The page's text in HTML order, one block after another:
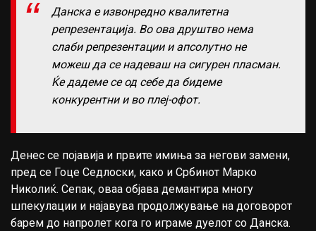
Данска е извонредно квалитетна
репрезентација. Во ова друштво нема
слаби репрезентации и апсолутно не
можеш да се надеваш на сигурен пласман.
Ќе дадеме се од себе да бидеме
конкурентни и во плеј-офот.
Денес се појавија и првите имиња за негови замени,
пред се Гоце Седлоски, како и Србинот Марко
Николиќ. Сепак, оваа објава демантира многу
шпекулации и најавува продолжување на договорот
барем до напролет кога го играме дуелот со Данска.